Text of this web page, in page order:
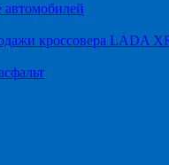
кроссовера LADA